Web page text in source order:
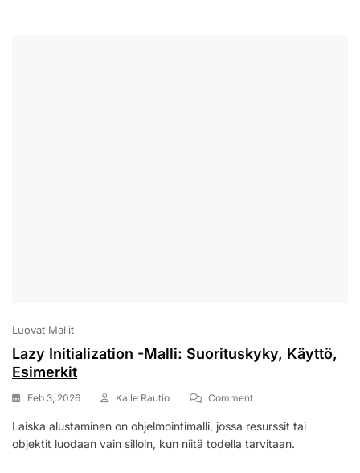
Luovat Mallit
Lazy Initialization -Malli: Suorituskyky, Käyttö,
Esimerkit
Feb 3, 2026 Kalle Rautio CommentOn
Initialization
-
Laiska alustaminen on ohjelmointimalli, jossa resurssit tai
objektit luodaan vain silloin, kun niitä todella tarvitaan.